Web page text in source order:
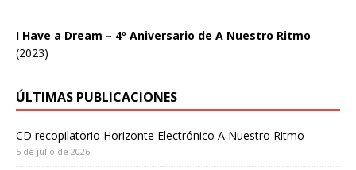
I Have a Dream – 4º Aniversario de A Nuestro Ritmo
(2023)
ÚLTIMAS PUBLICACIONES
CD recopilatorio Horizonte Electrónico A Nuestro Ritmo
5 de julio de 2026